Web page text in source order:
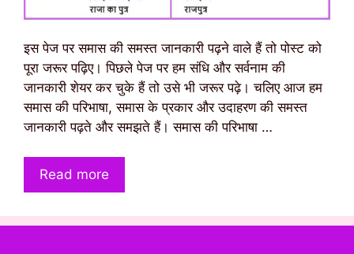
इस पेज पर समास की समस्त जानकारी पढ़ने वाले हैं तो पोस्ट को
पूरा जरूर पढ़िए। पिछले पेज पर हम संधि और सर्वनाम की
जानकारी शेयर कर चुके हैं तो उसे भी जरूर पढ़े। चलिए आज हम
समास की परिभाषा, समास के प्रकार और उदाहरण की समस्त
जानकारी पढ़ते और समझते हैं। समास की परिभाषा …
Read more